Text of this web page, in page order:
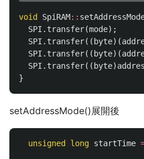
void SpiRAM::
SPI . transfer(mode);
SPI . transfer(( byte)(
SPI . transfer(( byte)(
SPI . transfer(( byte)
}
setAddressMode()展開後
unsigned long startTime